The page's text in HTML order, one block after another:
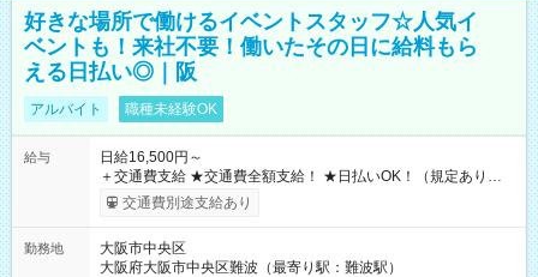
好きな場所で働けるイベントスタッフ☆人気イ
ベントも！来社不要！働いたその日に給料もら
える日払い◎｜阪
アルバイト 職種未経験OK
給与
日給16,500円～
＋交通費支給 ★交通費全額支給！ ★日払いOK！（規定あり） ┗
働いたその日に現金GET♪ お仕事後はコンビニATMから 日払
交通費別途支給あり
勤務地
大阪市中央区
大阪府大阪市中央区難波（最寄り駅：難波駅）